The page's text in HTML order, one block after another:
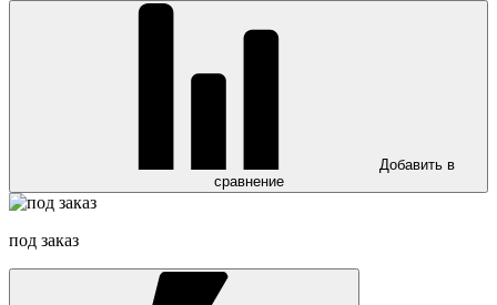
Добавить в
сравнение
под заказ